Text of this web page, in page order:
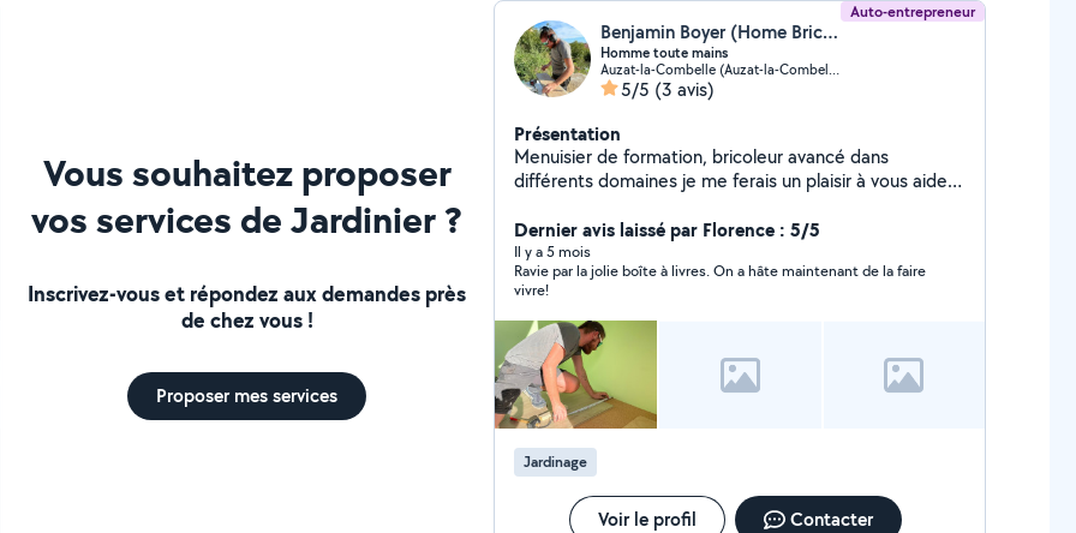
Vous souhaitez proposer
vos services de Jardinier ?
Inscrivez-vous et répondez aux demandes près
de chez vous !
Proposer mes services
Auto-entrepreneur
Benjamin Boyer (Home Bricol')
Homme toute mains
Auzat-la-Combelle (Auzat-la-Combelle)
5/5 (3 avis)
Présentation
Menuisier de formation, bricoleur avancé dans
différents domaines je me ferais un plaisir à vous aider
Dernier avis laissé par Florence : 5/5
Il y a 5 mois
Ravie par la jolie boîte à livres. On a hâte maintenant de la faire
vivre!
Jardinage
Voir le profil Contacter